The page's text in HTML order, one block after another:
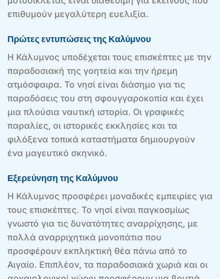
επιθυμούν μεγαλύτερη ευελιξία.
Πρώτες εντυπώσεις της Καλύμνου
Η Κάλυμνος υποδέχεται τους επισκέπτες με την
παραδοσιακή της γοητεία και την ήρεμη
ατμόσφαιρα. Το νησί είναι διάσημο για τις
παραδόσεις του στη σφουγγαροκοπία και έχει
μια πλούσια ναυτική ιστορία. Οι γραφικές
παραλίες, οι ιστορικές εκκλησίες και τα
φιλόξενα τοπικά καταστήματα δημιουργούν
ένα μαγευτικό σκηνικό.
Εξερεύνηση της Καλύμνου
Η Κάλυμνος προσφέρει μοναδικές εμπειρίες για
τους επισκέπτες. Το νησί είναι παγκοσμίως
γνωστό για τις δυνατότητες αναρρίχησης, με
πολλά αναρριχητικά μονοπάτια που
προσφέρουν εκπληκτική θέα πάνω από το
Αιγαίο. Επιπλέον, τα παραδοσιακά χωριά και οι